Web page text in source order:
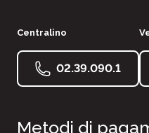
Centralino
02.39.090.1
Metodi di